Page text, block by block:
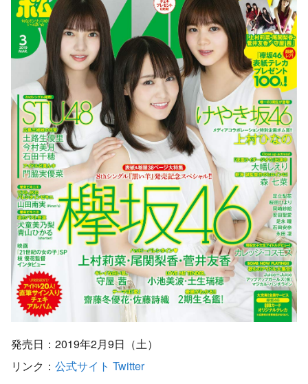
発売日：2019年2月9日（土）
リンク： 公式サイト Twitter